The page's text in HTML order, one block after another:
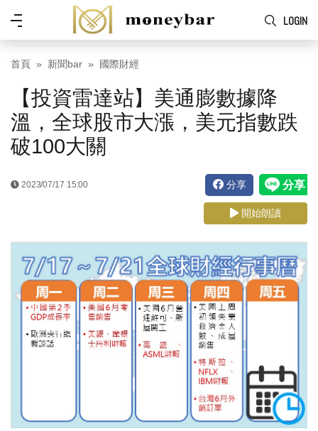
Skip to main content
LOGIN
功
能
表
首頁 新聞bar 國際財經
【投資雷達站】美通膨數據降
溫，全球股市大漲，美元指數跌
破100大關
2023/07/17 15:00 分享
開始朗讀